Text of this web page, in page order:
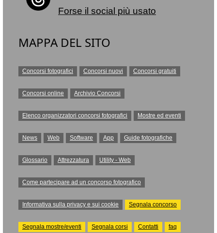
Forse il social più usato
MAPPA DEL SITO
Concorsi fotografici Concorsi nuovi Concorsi gratuiti
Concorsi online Archivio Concorsi
Elenco organizzatori concorsi fotografici Mostre ed eventi
News Web Software App Guide fotografiche
Glossario Attrezzatura Utility - Web
Come partecipare ad un concorso fotografico
Informativa sulla privacy e sui cookie Segnala concorso
Segnala mostre/eventi Segnala corsi Contatti faq